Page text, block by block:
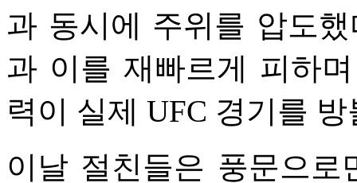
과 동시에 주위를 압도
과 이를 재빠르게 피하
력이 실제 UFC 경기를
이날 절친들은 풍문으